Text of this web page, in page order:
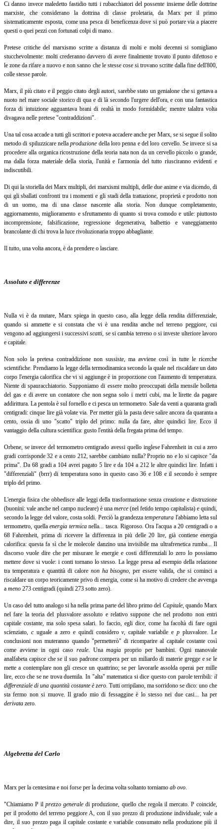
Ci danno invece maledetto fastidio tutti i rubacchiatori del possente insieme delle dottrine
marxiste, che considerano la dottrina di classe proletaria, da Marx per il primo
sistematicamente esposta, come una pesca di beneficenza dove si può portare via a piacere
questi o quei pezzi con fortunati colpi di mano.
Pretese critiche del marxismo scritte a distanza di molti e molti decenni si somigliano
stucchevolmente: molti crederanno davvero di avere finalmente trovato il punto difettoso e
le zone da rifare a nuovo e non sanno che le stesse cose si trovano scritte dalla fine dell'800,
colle stesse parole.
Marx, il più citato e il peggio citato degli autori, sarebbe stato un genialone che si gettava a
nuoto nel mare sociale storico di qua e di là secondo l'urgere dell'ora, e con una fantastica
forza di intuizione agguantava brani di realtà in modo formidabile; mentre talaltra volta
divagava nelle pretese "contraddizioni".
Una tal cosa accade a tutti gli scrittori e poteva accadere anche per Marx, se si segue il solito
metodo di spiluzzicare nellaproduzione della loro penna e del loro cervello. Se invece si sa
procedere alla organica ricostruzione della teoria nata non da un cervello piccolo o grande,
ma dalla forza materiale della storia, l'unità e l'armonia del tutto riusciranno evidenti e
indiscutibili.
Di qui la storiella dei Marx multipli, dei marxismi multipli, delle due anime e via dicendo, di
qui gli sballati confronti tra i momenti e gli stadi della trattazione, proprietà e prodotto non
di un uomo, ma di una classe nascente alla storia. Non dunque completamento,
aggiornamento, miglioramento e sfruttamento di quanto si trova comodo e utile: piuttosto
incomprensione, falsificazione, regressione degenerativa, balbettio e vaneggiamento
brancolante di chi trova la luce rivoluzionaria troppo abbagliante.
Il tutto, una volta ancora, è da prendere o lasciare.
Assoluto e differenze
Nulla vi è da mutare, Marx spiega in questo caso, alla legge della rendita differenziale,
quando si ammette e si constata che vi è una rendita anche nel terreno peggiore, cui
vengono ad aggiungersi i successiviscatti, se si cambia terreno o si investe ulteriore lavoro
e capitale.
Non solo la pretesa contraddizione non sussiste, ma avviene così in tutte le ricerche
scientifiche. Prendiamo la legge della termodinamica secondo la quale nel riscaldare un dato
corpo l'energia calorifica che vi si aggiunge è in proporzione con l'aumento di temperatura.
Niente di spauracchiatorio. Supponiamo di essere molto preoccupati della mensile bolletta
del gas e di avere un contatore che non segna solo i metri cubi, ma le lirette da pagare
addirittura. La pentola è sul fornello e ci pesca un termometro. Sale da venti a quaranta gradi
centigradi: cinque lire già volate via. Per metter giù la pasta deve salire ancora da quaranta a
cento, ossia di uno "scatto" triplo del primo: nulla da fare, altre quindici lire. Ecco il
vantaggio della cultura scientifica: gusto l'entità della fregata prima del tempo.
Orbene, se invece del termometro centigrado avessi quello inglese Fahrenheit in cui a zero
gradi corrisponde 32 e a cento 212, sarebbe cambiato nulla? Proprio no e lo si capisce "da
prima". Da 68 gradi a 104 avrei pagato 5 lire e da 104 a 212 le altre quindici lire. Infatti i
"differenziali" (brrr) di temperatura sono in questo caso 36 e 108 e il secondo è sempre
triplo del primo.
L'energia fisica che obbedisce alle leggi della trasformazione senza creazione e distruzione
(buonini: vale anche nel campo nucleare) è una merce (nel fetido tempo capitalista) e quindi,
secondo la legge del valore, costa soldi. Perciò la grandezzatemperatura l'abbiamo letta sul
termometro, quellaenergia termicanella... tasca. Rigoroso. Ora l'acqua a 20 centigradi o a
68 Fahrenheit, prima di ricevere la differenza in più delle 20 lire, già contiene energia
calorifica: questa fa sì che le molecole danzino una invisibile ma ultrafrenetica rumba... Il
discorso vuole dire che per misurare le energie e costi differenziali lo zero lo possiamo
mettere dove si vuole: i conti tornano lo stesso. La legge presa ad esempio della relazione
tra temperatura e quantità di calore non ha bisogno, per essere valida, che si cominci a
riscaldare un corpo teoricamente privo di energia, come si ha motivo di credere che avvenga
a meno 273 centigradi (quindi 273 sotto zero).
Un caso del tutto analogo si ha nella prima parte del libro primo del Capitale, quando Marx
nel fare la teoria del plusvalore assoluto e relativo suppone che nel prodotto non entri
capitale costante, ma solo spesa salari. Io faccio, egli dice, come ha facoltà di fare ogni
scienziato, c uguale a zero e quindi considerov, capitale variabile ep plusvalore. Le
conclusioni non muteranno quando "permetterò" di ricomparire al capitale costante così
come avviene in ogni caso reale. Unamagiaproprio per bambini. Ogni manovale
analfabeta capisce che se il suo padrone compera per un miliardo di materie gregge e se le
mette a contemplare non gli cresce un quattrino; se per lavorarle assolda operai per mille
lire, ecco che se ne trova duemila. In "alta" matematica si dice questo con parole terribili: il
differenziale di una quantità costante è zero. Tutti orripilano, ma sorridono se dico: uno che
sta fermo non si muove. Il grado mio di fessaggine è lo stesso nei due casi... ha per
derivata zero.
Algebretta del Carlo
Marx per la centesima e noi forse per la decima volta soltanto torniamo ab ovo.
"Chiamiamo P ilprezzo generaledi produzione, quello che regola il mercato. P coincide,
per il prodotto del terreno peggiore A, con il suo prezzo di produzione individuale; vale a
dire, il suo prezzo paga il capitale costante e variabile consumato nella produzione più il